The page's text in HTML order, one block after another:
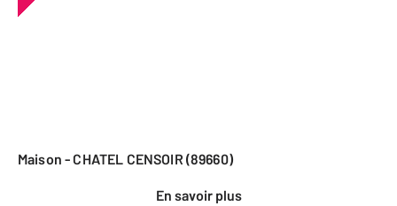
Maison - CHATEL CENSOIR (89660)
En savoir plus